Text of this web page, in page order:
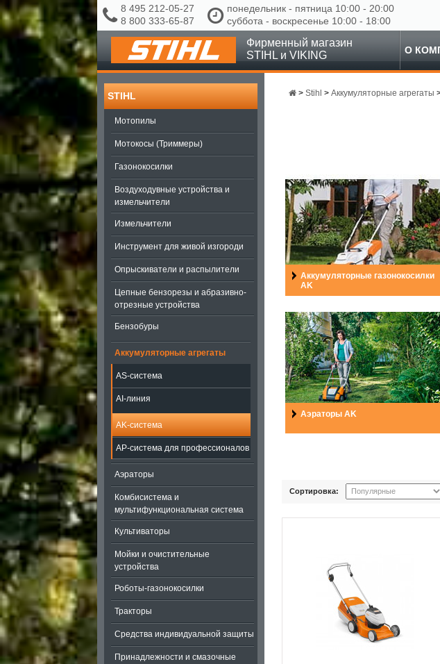
8 495 212-05-27
8 800 333-65-87
понедельник - пятница 10:00 - 20:00
суббота - воскресенье 10:00 - 18:00
Фирменный магазин
STIHL и VIKING
О
STIHL
Мотопилы
Мотокосы (Триммеры)
Газонокосилки
Воздуходувные устройства и
измельчители
Измельчители
Инструмент для живой изгороди
Опрыскиватели и распылители
Цепные бензорезы и абразивно-
отрезные устройства
Бензобуры
Аккумуляторные агрегаты
AS-система
AI-линия
AK-система
AP-система для профессионалов
Аэраторы
Комбисистема и
мультифункциональная система
Культиваторы
Мойки и очистительные
устройства
Роботы-газонокосилки
Тракторы
Средства индивидуальной защиты
Принадлежности и смазочные
> Stihl > Аккумуляторные агрегаты
Аккумуляторные газонокосилки
AK
Аэраторы AK
Сортировка: